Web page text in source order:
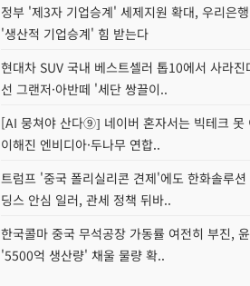
정부 '제3자 기업승계' 세제지원 확대, 우리은
'생산적 기업승계' 힘 받는다
현대차 SUV 국내 베스트셀러 톱10에서 사라진
선 그랜저·아반떼 '세단 쌍끌이..
[AI 뭉쳐야 산다⑨] 네이버 혼자서는 빅테크 못
이해진 엔비디아·두나무 연합..
트럼프 '중국 폴리실리콘 견제'에도 한화솔루션
딩스 안심 일러, 관세 정책 뒤바..
한국콜마 중국 무석공장 가동률 여전히 부진,
'5500억 생산량' 채울 물량 확..